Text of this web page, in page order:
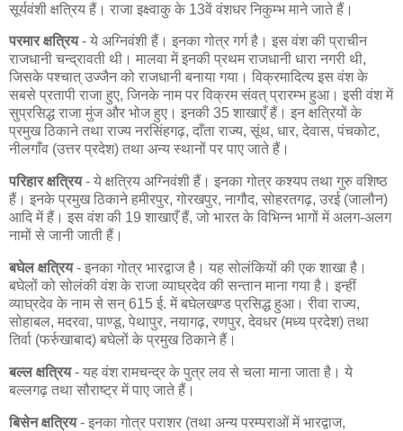
सूर्यवंशी क्षत्रिय हैं। राजा इक्ष्वाकु के 13वें वंशधर निकुम्भ माने जाते हैं।
परमार क्षत्रिय- ये अग्निवंशी हैं। इनका गोत्र गर्ग है। इस वंश की प्राचीन
राजधानी चन्द्रावती थी। मालवा में इनकी प्रथम राजधानी धारा नगरी थी,
जिसके पश्चात् उज्जैन को राजधानी बनाया गया। विक्रमादित्य इस वंश के
सबसे प्रतापी राजा हुए, जिनके नाम पर विक्रम संवत् प्रारम्भ हुआ। इसी वंश में
सुप्रसिद्ध राजा मुंज और भोज हुए। इनकी 35 शाखाएँ हैं। इन क्षत्रियों के
प्रमुख ठिकाने तथा राज्य नरसिंहगढ़, दाँता राज्य, सूंथ, धार, देवास, पंचकोट,
नीलगाँव (उत्तर प्रदेश) तथा अन्य स्थानों पर पाए जाते हैं।
परिहार क्षत्रिय- ये क्षत्रिय अग्निवंशी हैं। इनका गोत्र कश्यप तथा गुरु वशिष्ठ
हैं। इनके प्रमुख ठिकाने हमीरपुर, गोरखपुर, नागौद, सोहरतगढ़, उरई (जालौन)
आदि में हैं। इस वंश की 19 शाखाएँ हैं, जो भारत के विभिन्न भागों में अलग-अलग
नामों से जानी जाती हैं।
बघेल क्षत्रिय- इनका गोत्र भारद्वाज है। यह सोलंकियों की एक शाखा है।
बघेलों को सोलंकी वंश के राजा व्याघ्रदेव की सन्तान माना गया है। इन्हीं
व्याघ्रदेव के नाम से सन् 615 ई. में बघेलखण्ड प्रसिद्ध हुआ। रीवा राज्य,
सोहाबल, मदरवा, पाण्डू, पेथापुर, नयागढ़, रणपुर, देवधर (मध्य प्रदेश) तथा
तिर्वा (फर्रुखाबाद) बघेलों के प्रमुख ठिकाने हैं।
बल्ल क्षत्रिय- यह वंश रामचन्द्र के पुत्र लव से चला माना जाता है। ये
बल्लगढ़ तथा सौराष्ट्र में पाए जाते हैं।
बिसेन क्षत्रिय- इनका गोत्र पराशर (तथा अन्य परम्पराओं में भारद्वाज,